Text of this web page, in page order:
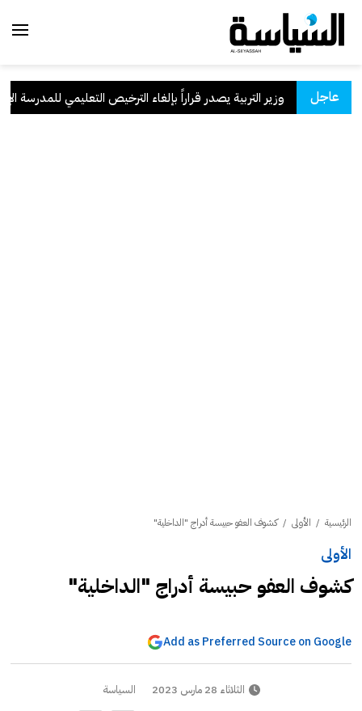
عاجل وزير التربية يصدر قراراً بإلغاء الترخيص التعليمي للمدرسة
الرئيسية / الأولى /كشوف العفو حبيسة أدراج "الداخلية"
الأولى
كشوف العفو حبيسة أدراج "الداخلية"
Add as Preferred Source on Google
الثلاثاء 28 مارس 2023 السياسة